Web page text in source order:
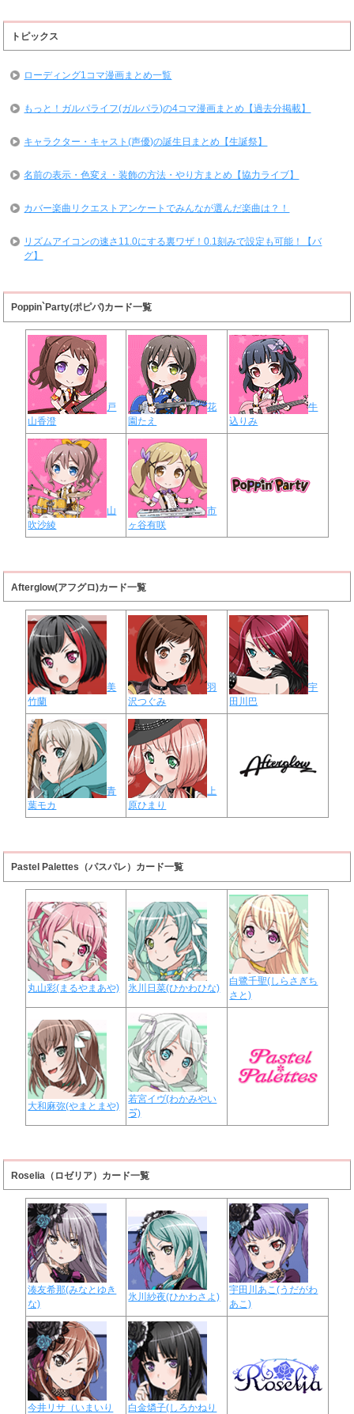
トピックス
ローディング1コマ漫画まとめ一覧
もっと！ガルパライフ(ガルパラ)の4コマ漫画まとめ【過去分掲載】
キャラクター・キャスト(声優)の誕生日まとめ【生誕祭】
名前の表示・色変え・装飾の方法・やり方まとめ【協力ライブ】
カバー楽曲リクエストアンケートでみんなが選んだ楽曲は？！
リズムアイコンの速さ11.0にする裏ワザ！0.1刻みで設定も可能！【バ
グ】
Poppin`Party(ポピパ)カード一覧
戸
山香澄
花
園たえ
牛
込りみ
山
吹沙綾
市
ヶ谷有咲
Afterglow(アフグロ)カード一覧
美
竹蘭
羽
沢つぐみ
宇
田川巴
青
葉モカ
上
原ひまり
Pastel Palettes（パスパレ）カード一覧
丸山彩(まるやまあや) 氷川日菜(ひかわひな)
白鷺千聖(しらさぎち
さと)
大和麻弥(やまとまや)
若宮イヴ(わかみやい
ゔ)
Roselia（ロゼリア）カード一覧
湊友希那(みなとゆき
な)
氷川紗夜(ひかわさよ)
宇田川あこ(うだがわ
あこ)
今井リサ（いまいり
白金燐子(しろかねり